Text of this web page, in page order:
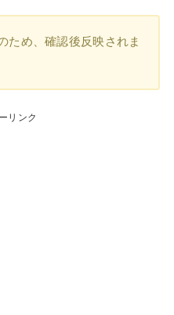
ため、確認後反映されま
リンク